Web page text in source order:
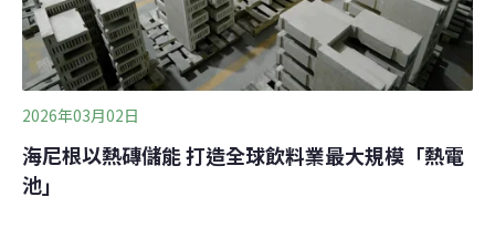
力需求，「台灣的電力韌性絕對不只有14天」。呂采穎指
出，台灣應與日本、韓國等友好國家建立正式的船隻調度
協調機制。此外，公開的航運資訊平台、完善的航運保
險，也能讓航運業者明確掌握台海的
2026年03月02日
海尼根以熱磚儲能 打造全球飲料業最大規模「熱電
池」